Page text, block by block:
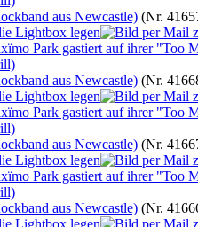
aus Newcastle) (Nr.
aus Newcastle) (Nr.
aus Newcastle) (Nr.
aus Newcastle) (Nr.